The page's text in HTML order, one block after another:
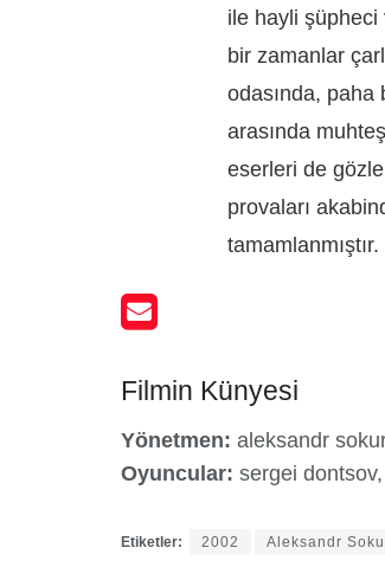
ile hayli şüpheci
bir zamanlar
odasında, paha
arasında
eserleri de
provaları
tamamlanmıştır.
Filmin Künyesi
Yönetmen: aleksandr
Oyuncular: sergei
Etiketler: 2002 Aleksandr